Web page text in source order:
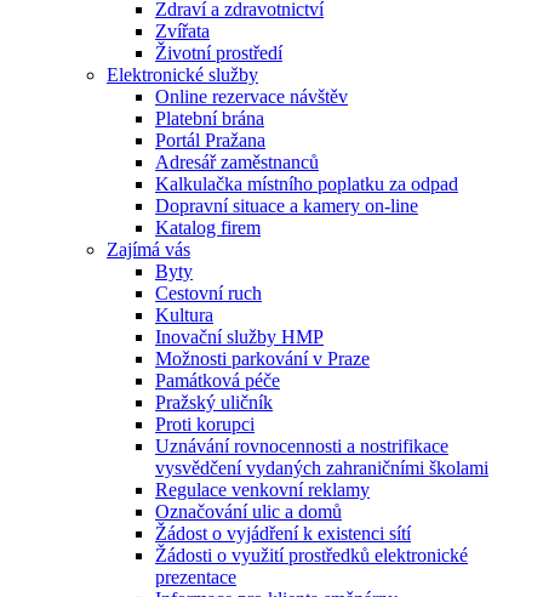
Zdraví a zdravotnictví
Zvířata
Životní prostředí
Elektronické služby
Online rezervace návštěv
Platební brána
Portál Pražana
Adresář zaměstnanců
Kalkulačka místního poplatku za odpad
Dopravní situace a kamery on-line
Katalog firem
Zajímá vás
Byty
Cestovní ruch
Kultura
Inovační služby HMP
Možnosti parkování v Praze
Památková péče
Pražský uličník
Proti korupci
Uznávání rovnocennosti a nostrifikace
vysvědčení vydaných zahraničními školami
Regulace venkovní reklamy
Označování ulic a domů
Žádost o vyjádření k existenci sítí
Žádosti o využití prostředků elektronické
prezentace